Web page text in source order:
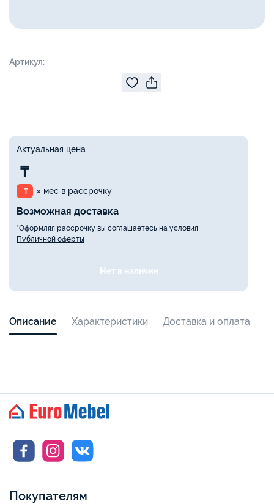
Артикул:
Актуальная цена
₸
₸ × мес в рассрочку
Возможная доставка
*Оформляя рассрочку вы соглашаетесь на условия
Публичной оферты
Нет в наличии
Описание Характеристики Доставка и оплата
Покупателям